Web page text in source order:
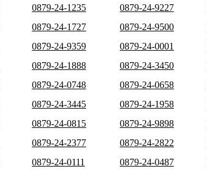
0879-24-1235 0879-24-9227
0879-24-1727 0879-24-9500
0879-24-9359 0879-24-0001
0879-24-1888 0879-24-3450
0879-24-0748 0879-24-0658
0879-24-3445 0879-24-1958
0879-24-0815 0879-24-9898
0879-24-2377 0879-24-2822
0879-24-0111 0879-24-0487